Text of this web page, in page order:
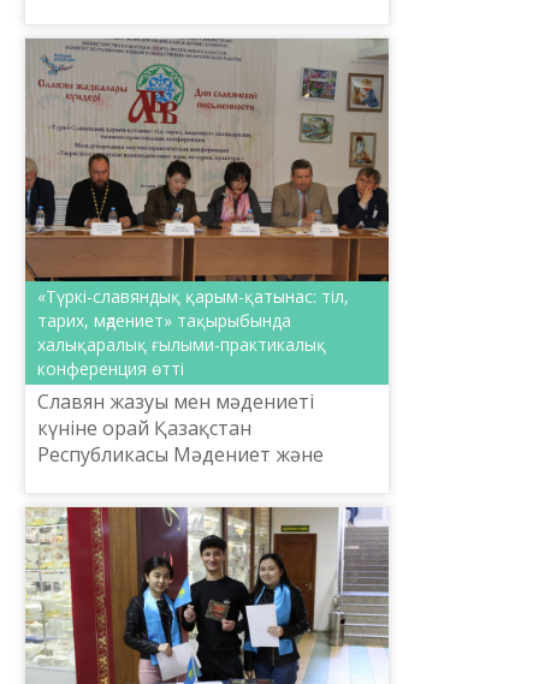
«Түркі-славяндық қарым-қатынас: тіл,
тарих, мәдениет» тақырыбында
халықаралық ғылыми-практикалық
конференция өтті
Славян жазуы мен мәдениеті
күніне орай Қазақстан
Республикасы Мәдениет және
дамыту және қоғамдық-саяси жұмыс
комитеті мен «Шайсұлтан
Шаяхметов ат...